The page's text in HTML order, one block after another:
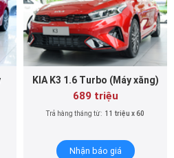
KIA K3 1.6 Turbo (Máy xăng)
689 triệu
Trả hàng tháng từ: 11 triệu x 60
Nhận báo giá
Đăng ký lái thử